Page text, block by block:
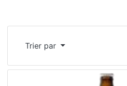
Trier par